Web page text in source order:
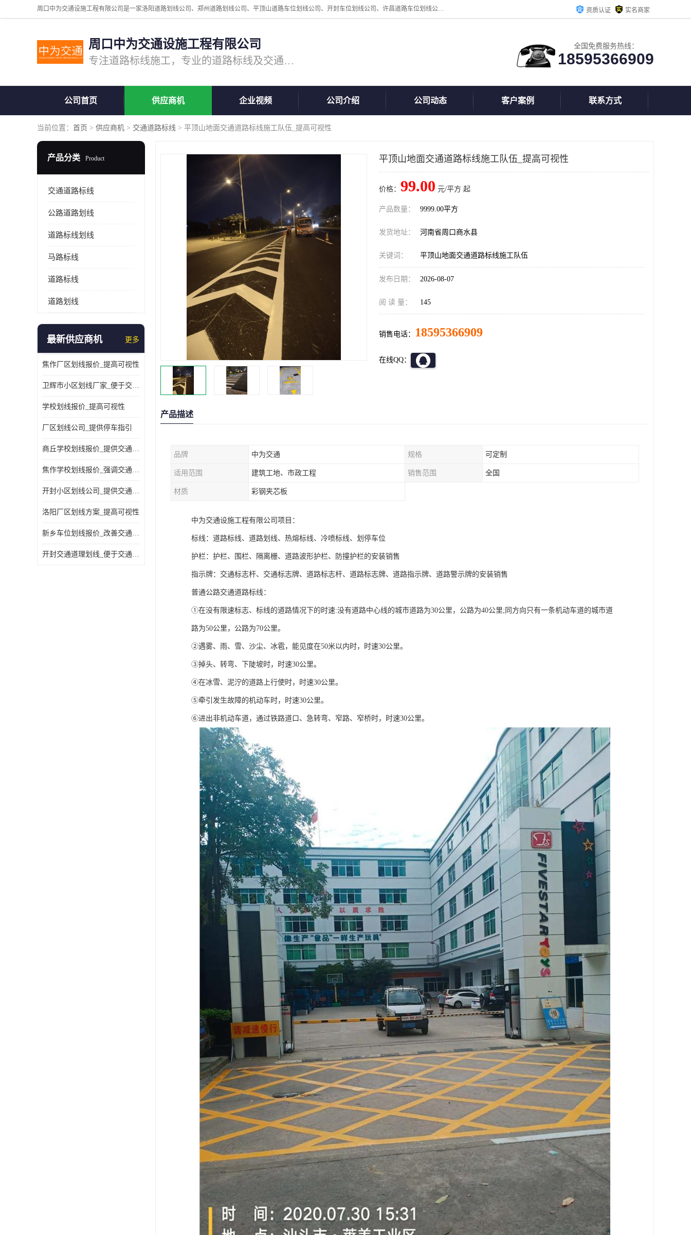
周口中为交通设施工程有限公司是一家洛阳道路划线公司、郑州道路划线公司、平顶山道路车位划线公司、开封车位划线公司、许昌道路车位划线公司、漯河道路车位划线公司，公司始终坚持“诚信、匠心、专注”的宗旨；我们的经营理念是：的服务。 资质认证 实名商家
周口中为交通设施工程有限公司
专注道路标线施工，专业的道路标线及交通设施施工服务商!
全国免费服务热线：
18595366909
公司首页 供应商机 企业视频 公司介绍 公司动态 客户案例 联系方式
当前位置： 首页 > 供应商机 > 交通道路标线 > 平顶山地面交通道路标线施工队伍_提高可视性
产品分类 Product
交通道路标线
公路道路划线
道路标线划线
马路标线
道路标线
道路划线
最新供应商机 更多
焦作厂区划线报价_提高可视性
卫辉市小区划线厂家_便于交通管理
学校划线报价_提高可视性
厂区划线公司_提供停车指引
商丘学校划线报价_提供交通信息
焦作学校划线报价_强调交通规则
开封小区划线公司_提供交通信息
洛阳厂区划线方案_提高可视性
新乡车位划线报价_改善交通效率
开封交通道理划线_便于交通管理
平顶山地面交通道路标线施工队伍_提高可视性
价格： 99.00 元/平方 起
产品数量： 9999.00平方
发货地址： 河南省周口商水县
关键词： 平顶山地面交通道路标线施工队伍
发布日期： 2026-08-07
阅 读 量： 145
销售电话： 18595366909
在线QQ：
产品描述
品牌 中为交通 规格 可定制
适用范围 建筑工地、市政工程 销售范围 全国
材质 彩钢夹芯板
中为交通设施工程有限公司项目：
标线：道路标线、道路划线、热熔标线、冷喷标线、划停车位
护栏：护栏、围栏、隔离栅、道路波形护栏、防撞护栏的安装销售
指示牌：交通标志杆、交通标志牌、道路标志杆、道路标志牌、道路指示牌、道路警示牌的安装销售
普通公路交通道路标线：
①在没有限速标志、标线的道路情况下的时速:没有道路中心线的城市道路为30公里，公路为40公里;同方向只有一条机动车道的城市道
路为50公里，公路为70公里。
②遇雾、雨、雪、沙尘、冰雹，能见度在50米以内时，时速30公里。
③掉头、转弯、下陡坡时，时速30公里。
④在冰雪、泥泞的道路上行使时，时速30公里。
⑤牵引发生故障的机动车时，时速30公里。
⑥进出非机动车道，通过铁路道口、急转弯、窄路、窄桥时，时速30公里。